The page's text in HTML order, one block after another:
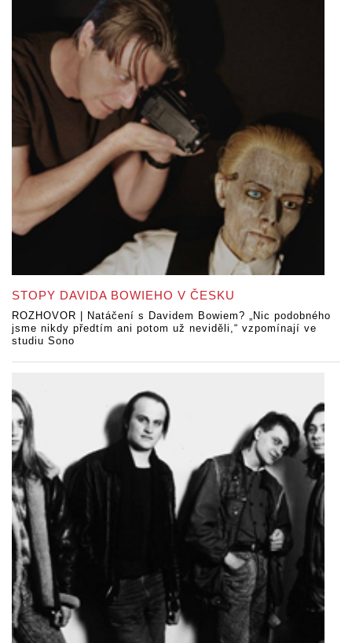
STOPY DAVIDA BOWIEHO V ČESKU
ROZHOVOR | Natáčení s Davidem Bowiem? „Nic podobného
jsme nikdy předtím ani potom už neviděli,“ vzpomínají ve
studiu Sono